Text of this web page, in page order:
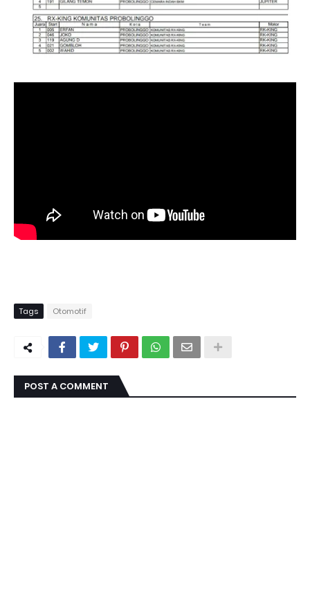
Tags Otomotif
POST A COMMENT